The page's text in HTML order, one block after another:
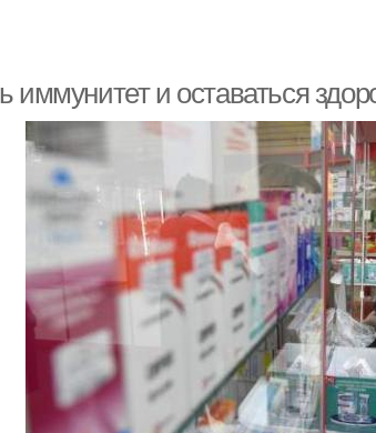
иммунитет и оставаться